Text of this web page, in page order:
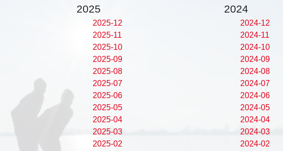
2025
2025-12
2025-11
2025-10
2025-09
2025-08
2025-07
2025-06
2025-05
2025-04
2025-03
2025-02
2024
2024-12
2024-11
2024-10
2024-09
2024-08
2024-07
2024-06
2024-05
2024-04
2024-03
2024-02